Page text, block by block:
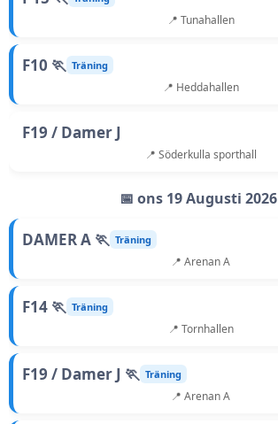
📍 Tunahallen
F10 🏃 Träning
📍 Heddahallen
F19 / Damer J
📍 Söderkulla sporthall
📅 ons 19 Augusti 2026
DAMER A 🏃 Träning
📍 Arenan A
F14 🏃 Träning
📍 Tornhallen
F19 / Damer J 🏃 Träning
📍 Arenan A